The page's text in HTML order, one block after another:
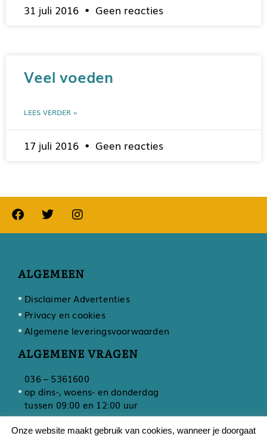
31 juli 2016 Geen reacties
Veel voeden
LEES VERDER »
17 juli 2016 Geen reacties
ALGEMEEN
Disclaimer Advertenties
Privacy en cookies
Algemene leveringsvoorwaarden
ALGEMENE VRAGEN
036 – 5361600
op dins-, woens- en donderdag
tussen 09:00 en 12:00 uur
Onze website maakt gebruik van cookies, wanneer je doorgaat